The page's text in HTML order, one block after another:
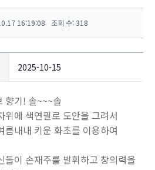
16:19:08 조회 수: 318
2025-10-15
향기! 솔~~~솔
위에 색연필로 도안을 그려서
름내내 키운 화초를 이용하여
들이 손재주를 발휘하고 창의력을